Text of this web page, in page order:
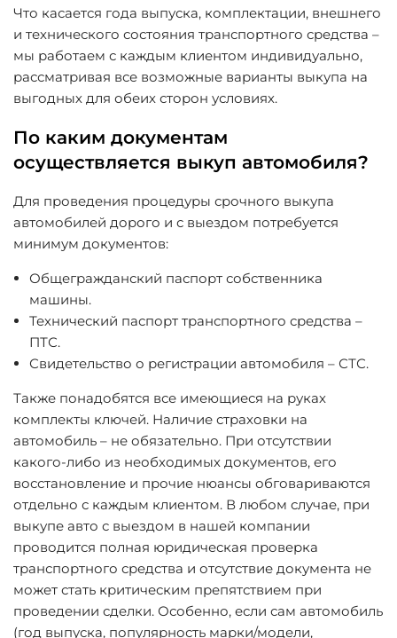
Что касается года выпуска, комплектации, внешнего
и технического состояния транспортного средства –
мы работаем с каждым клиентом индивидуально,
рассматривая все возможные варианты выкупа на
выгодных для обеих сторон условиях.
По каким документам
осуществляется выкуп автомобиля?
Для проведения процедуры срочного выкупа
автомобилей дорого и с выездом потребуется
минимум документов:
Общегражданский паспорт собственника
машины.
Технический паспорт транспортного средства –
ПТС.
Свидетельство о регистрации автомобиля – СТС.
Также понадобятся все имеющиеся на руках
комплекты ключей. Наличие страховки на
автомобиль – не обязательно. При отсутствии
какого-либо из необходимых документов, его
восстановление и прочие нюансы обговариваются
отдельно с каждым клиентом. В любом случае, при
выкупе авто с выездом в нашей компании
проводится полная юридическая проверка
транспортного средства и отсутствие документа не
может стать критическим препятствием при
проведении сделки. Особенно, если сам автомобиль
(год выпуска, популярность марки/модели,